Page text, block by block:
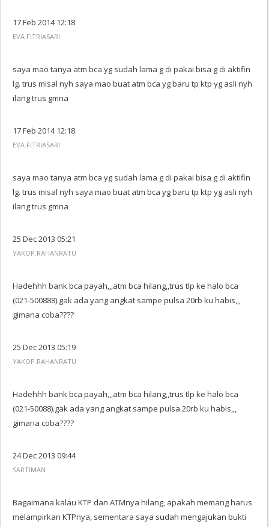
17 Feb 2014 12:18
EVA FITRIASARI
saya mao tanya atm bca yg sudah lama g di pakai bisa g di aktifin
lg. trus misal nyh saya mao buat atm bca yg baru tp ktp yg asli nyh
ilang trus gmna
17 Feb 2014 12:18
EVA FITRIASARI
saya mao tanya atm bca yg sudah lama g di pakai bisa g di aktifin
lg. trus misal nyh saya mao buat atm bca yg baru tp ktp yg asli nyh
ilang trus gmna
25 Dec 2013 05:21
YAKOP.RAHANRATU
Hadehhh bank bca payah,,,atm bca hilang,,trus tlp ke halo bca
(021-500888).gak ada yang angkat sampe pulsa 20rb ku habis,,,
gimana coba????
25 Dec 2013 05:19
YAKOP.RAHANRATU
Hadehhh bank bca payah,,,atm bca hilang,,trus tlp ke halo bca
(021-50088).gak ada yang angkat sampe pulsa 20rb ku habis,,,
gimana coba????
24 Dec 2013 09:44
SARTIMAN
Bagaimana kalau KTP dan ATMnya hilang, apakah memang harus
melampirkan KTPnya, sementara saya sudah mengajukan bukti